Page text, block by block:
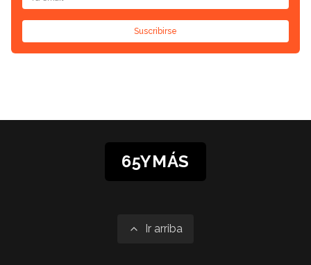
Suscribirse
65YMÁS
Ir arriba